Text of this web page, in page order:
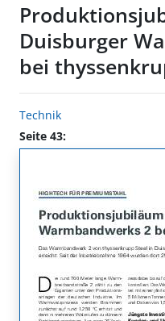
Duisburger
bei
Technik
Seite 43: